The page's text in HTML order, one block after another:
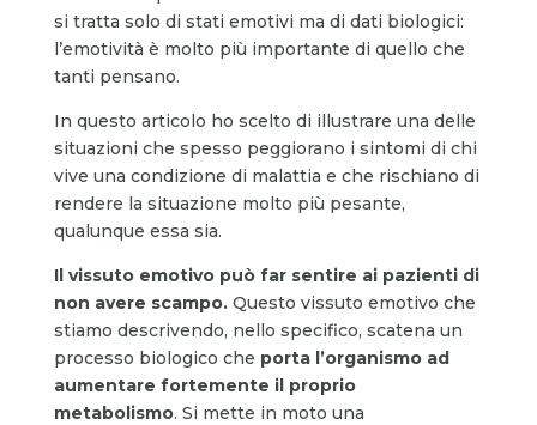
si tratta solo di stati emotivi ma di dati biologici:
l’emotività è molto più importante di quello che
tanti pensano.
In questo articolo ho scelto di illustrare una delle
situazioni che spesso peggiorano i sintomi di chi
vive una condizione di malattia e che rischiano di
rendere la situazione molto più pesante,
qualunque essa sia.
Il vissuto emotivo può far sentire ai pazienti di
non avere scampo.Questo vissuto emotivo che
stiamo descrivendo, nello specifico, scatena un
processo biologico che porta l’organismo ad
aumentare fortemente il proprio
metabolismo. Si mette in moto una